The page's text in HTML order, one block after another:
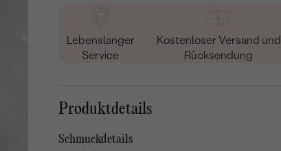
Lebenslanger
Service
Kostenloser Versand und
Rücksendung
Produktdetails
Schmuckdetails